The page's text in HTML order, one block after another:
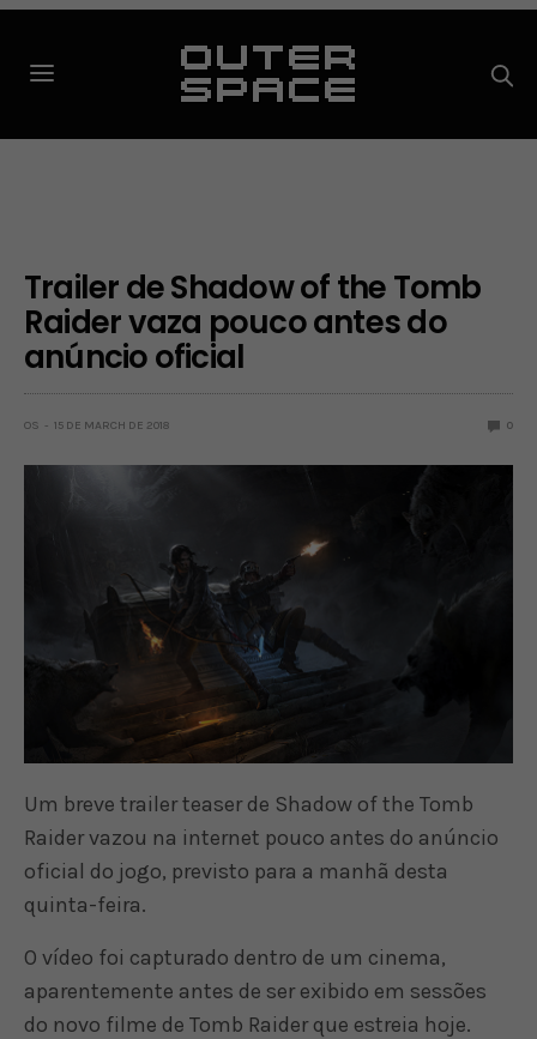
Trailer de Shadow of the Tomb
Raider vaza pouco antes do
anúncio oficial
OS 15 DE MARCH DE 2018 0
Um breve trailer teaser de Shadow of the Tomb
Raider vazou na internet pouco antes do anúncio
oficial do jogo, previsto para a manhã desta
quinta-feira.
O vídeo foi capturado dentro de um cinema,
aparentemente antes de ser exibido em sessões
do novo filme de Tomb Raider que estreia hoje.